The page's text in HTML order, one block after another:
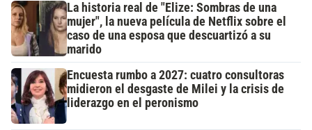
La historia real de "Elize: Sombras de una
mujer", la nueva película de Netflix sobre el
caso de una esposa que descuartizó a su
marido
Encuesta rumbo a 2027: cuatro consultoras
midieron el desgaste de Milei y la crisis de
liderazgo en el peronismo